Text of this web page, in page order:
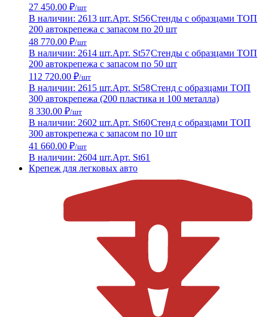
27 450.00 ₽/шт
В наличии: 2613 шт.Арт. St56Стенды с образцами ТОП
200 автокрепежа с запасом по 20 шт
48 770.00 ₽/шт
В наличии: 2614 шт.Арт. St57Стенды с образцами ТОП
200 автокрепежа с запасом по 50 шт
112 720.00 ₽/шт
В наличии: 2615 шт.Арт. St58Стенд с образцами ТОП
300 автокрепежа (200 пластика и 100 металла)
8 330.00 ₽/шт
В наличии: 2602 шт.Арт. St60Стенд с образцами ТОП
300 автокрепежа с запасом по 10 шт
41 660.00 ₽/шт
В наличии: 2604 шт.Арт. St61
Крепеж для легковых авто